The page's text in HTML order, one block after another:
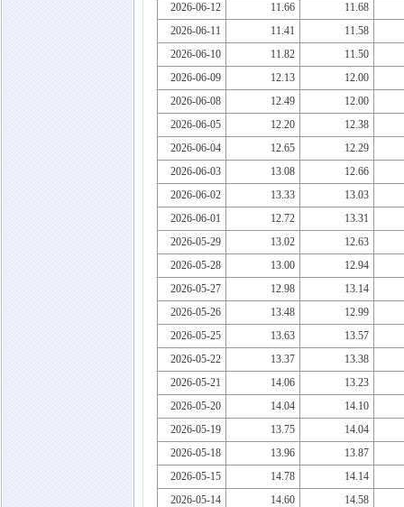
2026-06-12
11.66
11.68
2026-06-11
11.41
11.58
2026-06-10
11.82
11.50
2026-06-09
12.13
12.00
2026-06-08
12.49
12.00
2026-06-05
12.20
12.38
2026-06-04
12.65
12.29
2026-06-03
13.08
12.66
2026-06-02
13.33
13.03
2026-06-01
12.72
13.31
2026-05-29
13.02
12.63
2026-05-28
13.00
12.94
2026-05-27
12.98
13.14
2026-05-26
13.48
12.99
2026-05-25
13.63
13.57
2026-05-22
13.37
13.38
2026-05-21
14.06
13.23
2026-05-20
14.04
14.10
2026-05-19
13.75
14.04
2026-05-18
13.96
13.87
2026-05-15
14.78
14.14
2026-05-14
14.60
14.58